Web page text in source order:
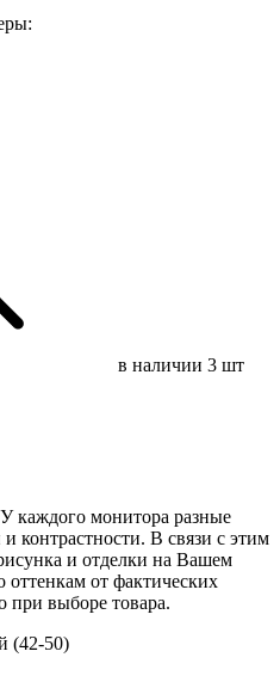
в наличии 3 шт
У каждого монитора разные
контрастности. В связи с этим
и отделки на Вашем
оттенкам от фактических
при выборе товара.
(42-50)